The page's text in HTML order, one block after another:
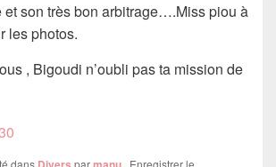
et son très bon arbitrage….Miss piou à
les photos.
, Bigoudi n’oubli pas ta mission de